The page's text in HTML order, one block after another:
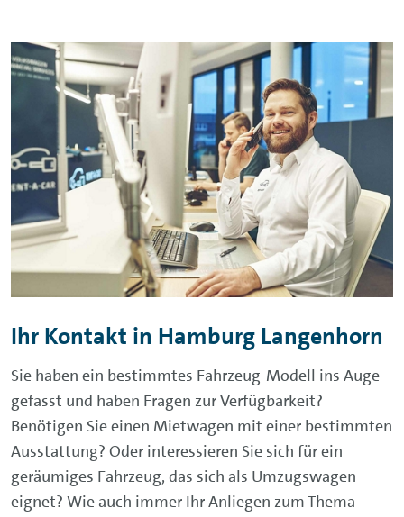
Ihr Kontakt in Hamburg Langenhorn
Sie haben ein bestimmtes Fahrzeug-Modell ins Auge
gefasst und haben Fragen zur Verfügbarkeit?
Benötigen Sie einen Mietwagen mit einer bestimmten
Ausstattung? Oder interessieren Sie sich für ein
geräumiges Fahrzeug, das sich als Umzugswagen
eignet? Wie auch immer Ihr Anliegen zum Thema